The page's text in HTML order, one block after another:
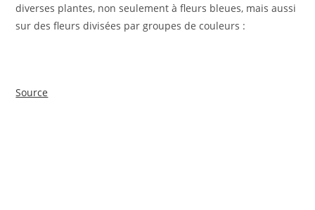
diverses plantes, non seulement à fleurs bleues, mais aussi
sur des fleurs divisées par groupes de couleurs :
Source